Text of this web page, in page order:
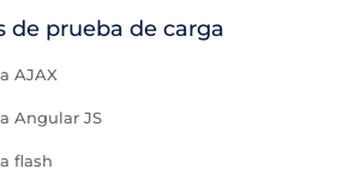
de prueba de carga
AJAX
Angular JS
flash